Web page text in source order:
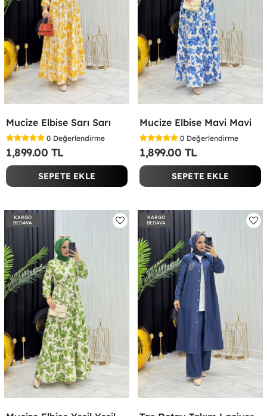
Mucize Elbise Sarı Sarı
0 Değerlendirme
1,899.00 TL
SEPETE EKLE
Mucize Elbise Mavi Mavi
0 Değerlendirme
1,899.00 TL
SEPETE EKLE
KARGO
BEDAVA
KARGO
BEDAVA